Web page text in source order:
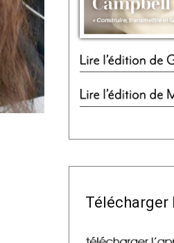
Télécharger